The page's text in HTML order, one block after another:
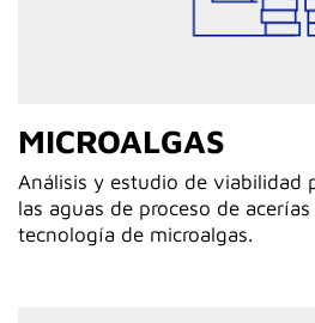
MICROALGAS
Análisis y estudio de viabilidad
las aguas de proceso de
tecnología de microalgas.